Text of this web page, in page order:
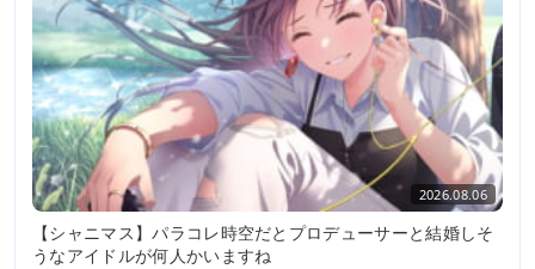
2026.08.06
【シャニマス】パラコレ時空だとプロデューサーと結婚しそ
うなアイドルが何人かいますね